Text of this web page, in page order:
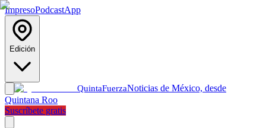
ImpresoPodcastApp
Edición
QuintaFuerzaNoticias de México, desde
Quintana Roo
Suscríbete gratis